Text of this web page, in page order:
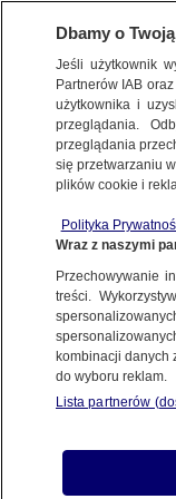
ŚWIAT
Pierwszego
11.11.2019, 11:11
Udostępnij
Dbamy o
Jeśli użytkownik
Partnerów IAB
użytkownika i
przeglądania.
przeglądania
się przetwarzaniu
plików cookie i
Polityka
Wraz z naszymi
Przechowywanie
treści.
kombinacji danych
do wyboru reklam.
Lista partnerów